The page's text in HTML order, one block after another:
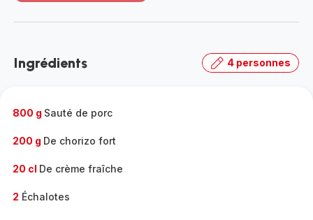
-
gamme
Ingrédients 4 personnes
800 g Sauté de porc
200 g De chorizo fort
20 cl De crème fraîche
2 Échalotes